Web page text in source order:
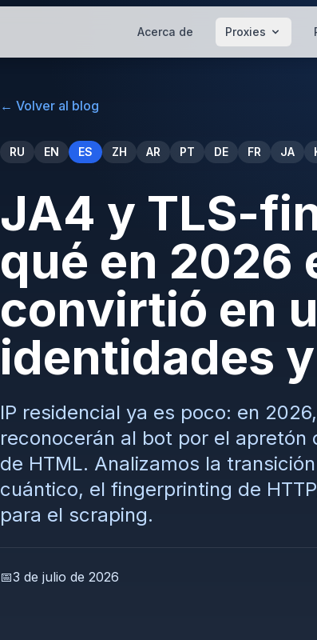
Acerca de Proxies
← Volver al blog
RU EN ES ZH AR PT DE FR JA
JA4 y TLS-
qué en 2026
convirtió en
identidades
IP residencial ya es poco: en
reconocerán al bot por el apretón
de HTML. Analizamos la
cuántico, el fingerprinting de
para el scraping.
📅3 de julio de 2026